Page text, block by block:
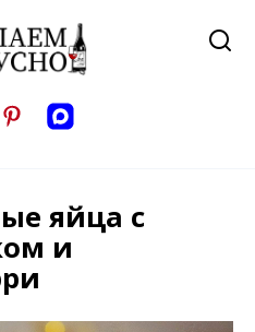
яйца с
и